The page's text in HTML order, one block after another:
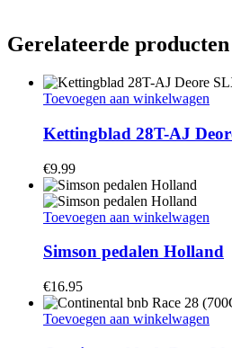
Gerelateerde producten
Toevoegen aan winkelwagen
Kettingblad 28T-AJ
€9.99
Toevoegen aan winkelwagen
Simson pedalen Holland
€16.95
Toevoegen aan winkelwagen